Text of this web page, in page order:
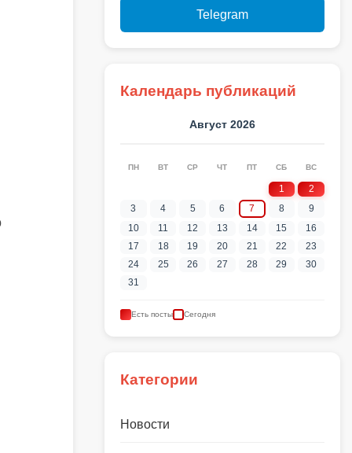
Telegram
Календарь публикаций
Август 2026
ПН ВТ СР ЧТ ПТ СБ ВС
1
2
3
4 5 6 7 8
9
10
11 12 13 14 15
16
17
18 19 20 21 22
23
24
25 26 27 28 29
30
31
Есть посты Сегодня
Категории
Новости